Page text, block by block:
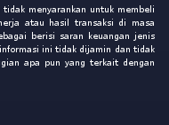
menyarankan untuk membeli
atau hasil transaksi di masa
berisi saran keuangan jenis
ini tidak dijamin dan tidak
apa pun yang terkait dengan